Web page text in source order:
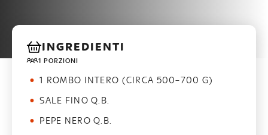
INGREDIENTI
1 PORZIONI
1 ROMBO INTERO (CIRCA 500–700 G)
SALE FINO Q.B.
PEPE NERO Q.B.